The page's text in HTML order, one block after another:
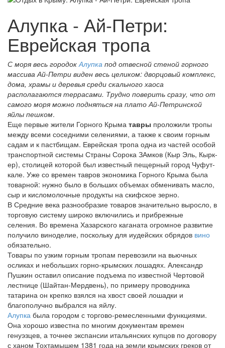
Алупка - Ай-Петри:
Еврейская тропа
С моря весь городок Алупка под отвесной стеной горного
массива Ай-Петри виден весь целиком: дворцовый комплекс,
дома, храмы и деревья среди скального хаоса
располагаются террасами. Трудно поверить сразу, что от
самого моря можно подняться на плато Ай-Петринской
яйлы пешком.
Еще первые жители Горного Крыма тавры проложили тропы
между всеми соседними селениями, а также к своим горным
садам и к пастбищам. Еврейская тропа одна из частей особой
транспортной системы Страны Сорока ЗАмков (Кыр Эль, Кырк-
ер), столицей которой был известный пещерный город Чуфут-
кале. Уже со времен тавров экономика Горного Крыма была
товарной: нужно было в больших объемах обменивать масло,
сыр и кисломолочные продукты на скифское зерно.
В Средние века разнообразие товаров значительно выросло, в
торговую систему широко включились и прибрежные
селения. Во времена Хазарского каганата огромное развитие
получило виноделие, поскольку для иудейских обрядов вино
обязательно.
Товары по узким горным тропам перевозили на вьючных
осликах и небольших горно-крымских лошадях. Александр
Пушкин оставил описание подъема по известной Чертовой
лестнице (Шайтан-Мердвень), по примеру проводника
татарина он крепко взялся на хвост своей лошадки и
благополучно выбрался на яйлу.
Алупка была городом с торгово-ремесленными функциями.
Она хорошо известна по многим документам времен
генуэзцев, а точнее экспансии итальянских купцов по договору
с ханом Тохтамышем 1381 года на земли крымских греков от